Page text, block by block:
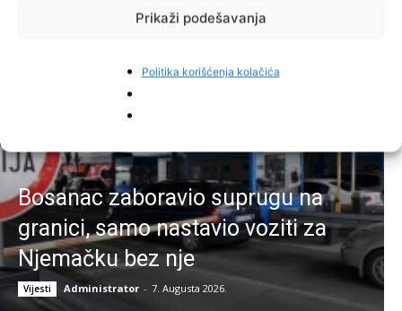
Prikaži podešavanja
Politika korišćenja kolačića
Najnovije vijesti
Bosanac zaboravio suprugu na
granici, samo nastavio voziti za
Njemačku bez nje
Vijesti Administrator - 7. Augusta 2026.